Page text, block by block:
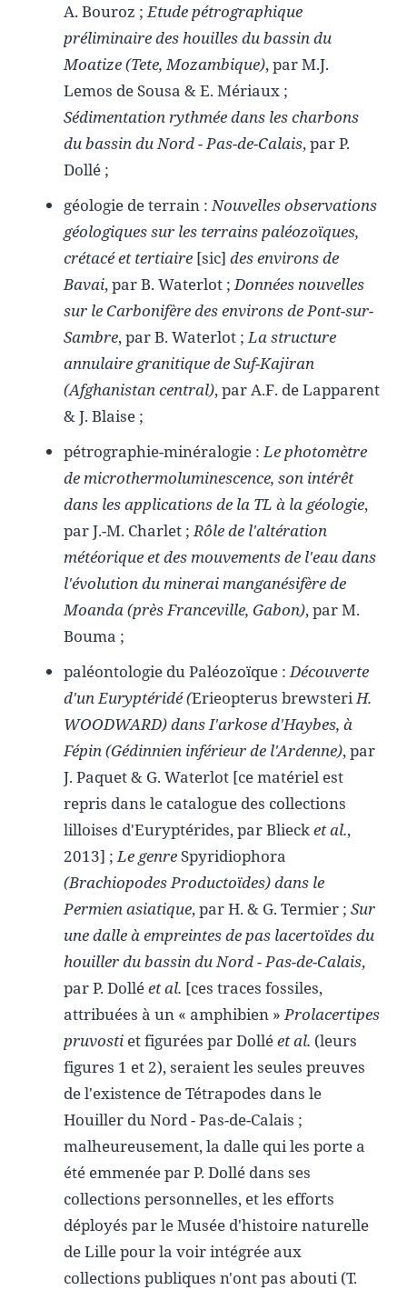
A. Bouroz ;Etude pétrographique
préliminaire des houilles du bassin du
Moatize (Tete, Mozambique), par M.J.
Lemos de Sousa & E. Mériaux ;
Sédimentation rythmée dans les charbons
du bassin du Nord - Pas-de-Calais, par P.
Dollé ;
géologie de terrain :Nouvelles observations
géologiques sur les terrains paléozoïques,
crétacé et tertiaire [sic] des environs de
Bavai, par B. Waterlot ;Données nouvelles
sur le Carbonifère des environs de Pont-sur-
Sambre, par B. Waterlot ;La structure
annulaire granitique de Suf-Kajiran
(Afghanistan central), par A.F. de Lapparent
& J. Blaise ;
pétrographie-minéralogie :Le photomètre
de microthermoluminescence, son intérêt
dans les applications de la TL à la géologie,
par J.-M. Charlet ;Rôle de l'altération
météorique et des mouvements de l'eau dans
l'évolution du minerai manganésifère de
Moanda (près Franceville, Gabon), par M.
Bouma ;
paléontologie du Paléozoïque :Découverte
d'un Euryptéridé (Erieopterus brewsteriH.
WOODWARD) dans I'arkose d'Haybes, à
Fépin (Gédinnien inférieur de l'Ardenne), par
J. Paquet & G. Waterlot [ce matériel est
repris dans le catalogue des collections
lilloises d'Euryptérides, par Bliecket al.,
2013] ;Le genreSpyridiophora
(Brachiopodes Productoïdes) dans le
Permien asiatique, par H. & G. Termier ; Sur
une dalle à empreintes de pas lacertoïdes du
houiller du bassin du Nord - Pas-de-Calais,
par P. Dolléet al. [ces traces fossiles,
attribuées à un « amphibien »Prolacertipes
pruvosti et figurées par Dolléet al. (leurs
figures 1 et 2), seraient les seules preuves
de l'existence de Tétrapodes dans le
Houiller du Nord - Pas-de-Calais ;
malheureusement, la dalle qui les porte a
été emmenée par P. Dollé dans ses
collections personnelles, et les efforts
déployés par le Musée d'histoire naturelle
de Lille pour la voir intégrée aux
collections publiques n'ont pas abouti (T.